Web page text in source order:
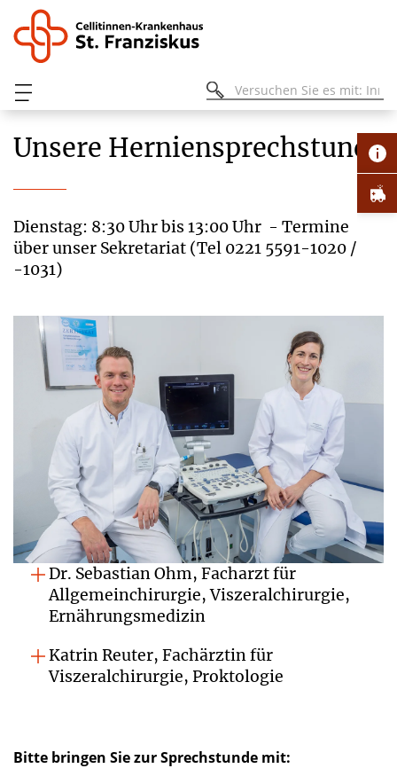
Unsere Herniensprechstunde
Dienstag: 8:30 Uhr bis 13:00 Uhr - Termine
über unser Sekretariat (Tel 0221 5591-1020 /
-1031)
Dr. Sebastian Ohm, Facharzt für
Allgemeinchirurgie, Viszeralchirurgie,
Ernährungsmedizin
Katrin Reuter, Fachärztin für
Viszeralchirurgie, Proktologie
Bitte bringen Sie zur Sprechstunde mit: